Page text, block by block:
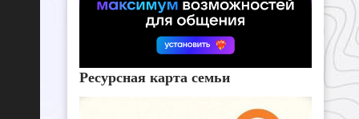
Ресурсная карта семьи